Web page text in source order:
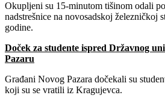
Okupljeni su 15-minutom tišinom odali
nadstrešnice na novosadskoj železničkoj
godine.
Doček za studente ispred Državnog
Pazaru
Građani Novog Pazara dočekali su
koji su se vratili iz Kragujevca.